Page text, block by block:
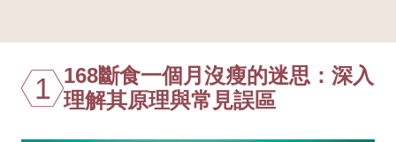
1 168斷食一個月沒瘦的迷思：深入
理解其原理與常見誤區